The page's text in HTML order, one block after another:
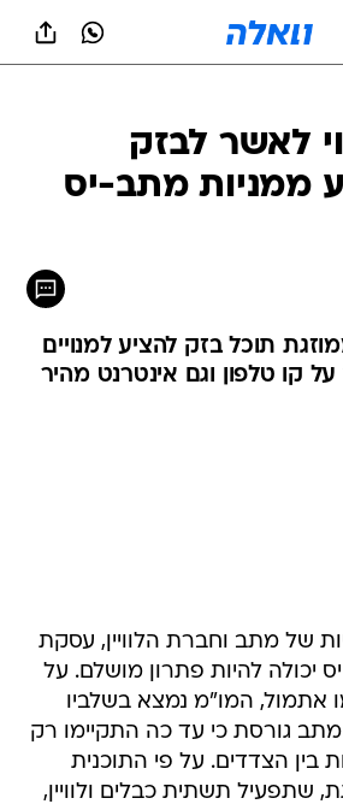
לאשר לבזק
ממניות מתב-יס
תוכל בזק להציע למנויים
קו טלפון וגם אינטרנט מהיר
של מתב וחברת הלוויין, עסקת
יס יכולה להיות פתרון מושלם. על
אתמול, המו"מ נמצא בשלביו
גורסת כי עד כה התקיימו רק
בין הצדדים. על פי התוכנית
שתפעיל תשתית כבלים ולוויין,